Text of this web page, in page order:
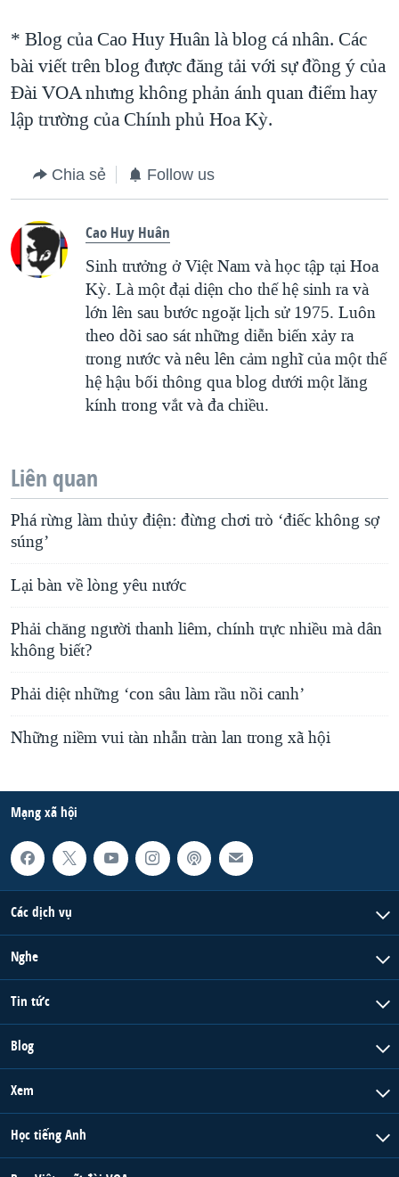
* Blog của Cao Huy Huân là blog cá nhân. Các
bài viết trên blog được đăng tải với sự đồng ý của
Ðài VOA nhưng không phản ánh quan điểm hay
lập trường của Chính phủ Hoa Kỳ.
Chia sẻ Follow us
Cao Huy Huân
Sinh trưởng ở Việt Nam và học tập tại Hoa
Kỳ. Là một đại diện cho thế hệ sinh ra và
lớn lên sau bước ngoặt lịch sử 1975. Luôn
theo dõi sao sát những diễn biến xảy ra
trong nước và nêu lên cảm nghĩ của một thế
hệ hậu bối thông qua blog dưới một lăng
kính trong vắt và đa chiều.
Liên quan
Phá rừng làm thủy điện: đừng chơi trò ‘điếc không sợ
súng’
Lại bàn về lòng yêu nước
Phải chăng người thanh liêm, chính trực nhiều mà dân
không biết?
Phải diệt những ‘con sâu làm rầu nồi canh’
Những niềm vui tàn nhẫn tràn lan trong xã hội
Mạng xã hội
Các dịch vụ
Nghe
Tin tức
Blog
Xem
Học tiếng Anh